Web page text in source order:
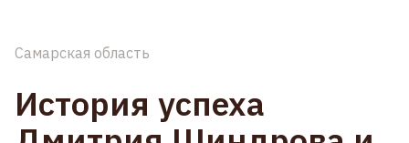
Самарская область
История успеха